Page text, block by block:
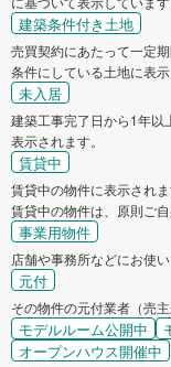
建築条件付き土地
売買契約にあたって一定
条件にしている土地に表示
未入居
建築工事完了日から1年以
表示されます。
賃貸中
賃貸中の物件に表示されま
賃貸中の物件は、原則ご
事業用物件
店舗や事務所などにお使
元付
その物件の元付業者（売
モデルルーム公開中
オープンハウス開催中